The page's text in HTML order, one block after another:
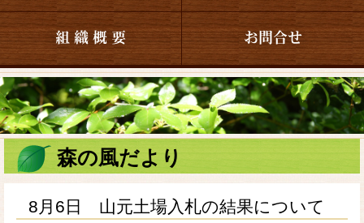
組 織 概 要 お問合せ
森の風だより
8月6日 山元土場入札の結果について